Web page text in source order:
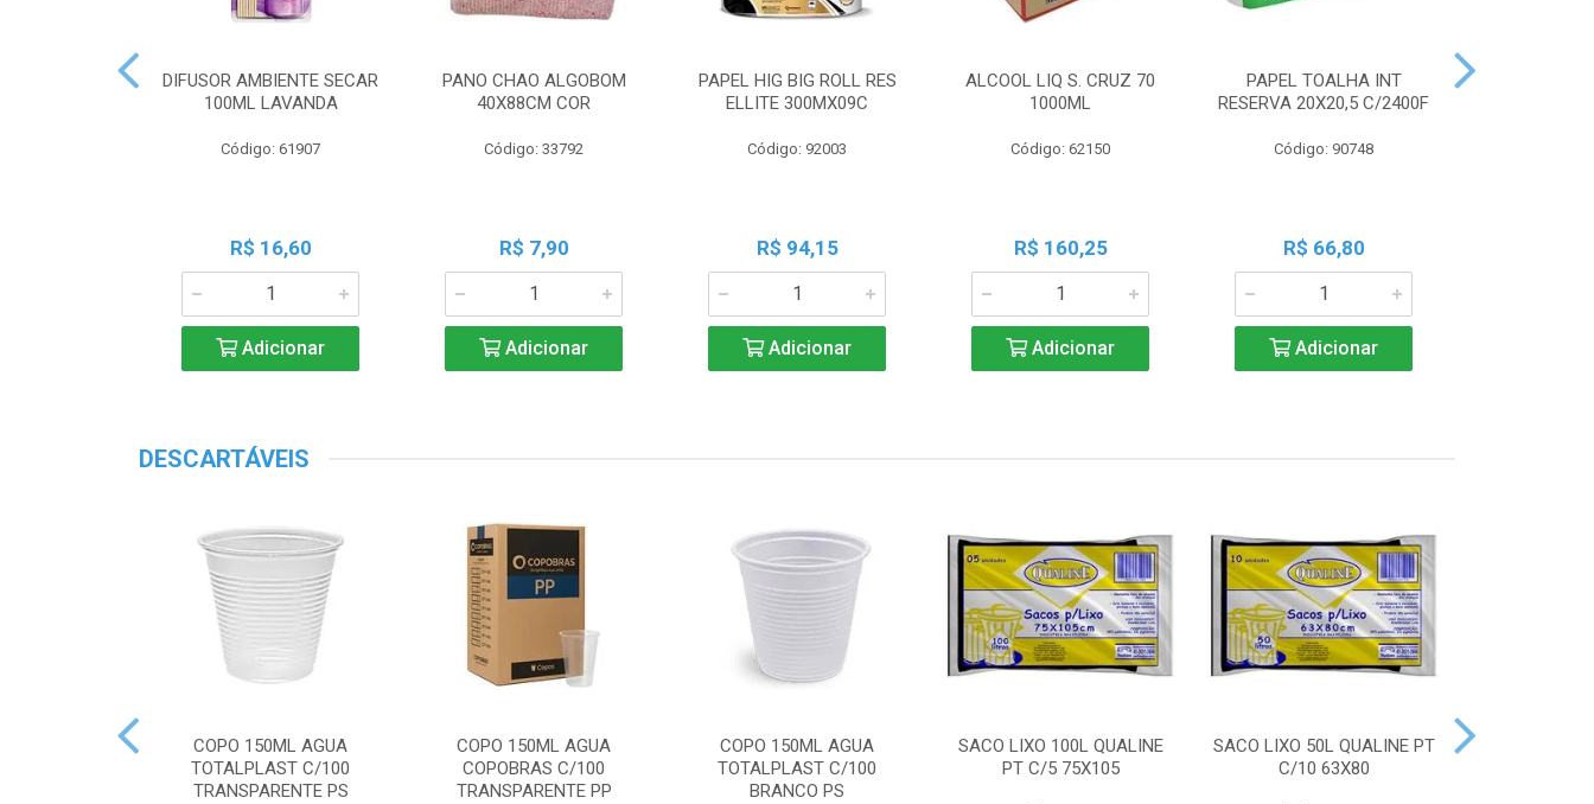
DIFUSOR AMBIENTE SECAR
100ML LAVANDA
Código: 61907
R$ 16,60
Adicionar
PANO CHAO ALGOBOM
40X88CM COR
Código: 33792
R$ 7,90
Adicionar
PAPEL HIG BIG ROLL RES
ELLITE 300MX09C
Código: 92003
R$ 94,15
Adicionar
ALCOOL LIQ S. CRUZ 70
1000ML
Código: 62150
R$ 160,25
Adicionar
PAPEL TOALHA INT
RESERVA 20X20,5 C/2400F
Código: 90748
R$ 66,80
Adicionar
DESCARTÁVEIS
COPO 150ML AGUA
TOTALPLAST C/100
TRANSPARENTE PS
COPO 150ML AGUA
COPOBRAS C/100
TRANSPARENTE PP
COPO 150ML AGUA
TOTALPLAST C/100
BRANCO PS
SACO LIXO 100L QUALINE
PT C/5 75X105
SACO LIXO 50L QUALINE PT
C/10 63X80